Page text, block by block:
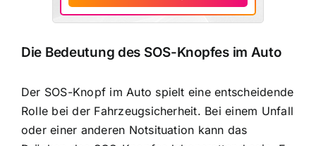
Die Bedeutung des SOS-Knopfes im Auto
Der SOS-Knopf im Auto spielt eine entscheidende
Rolle bei der Fahrzeugsicherheit. Bei einem Unfall
oder einer anderen Notsituation kann das